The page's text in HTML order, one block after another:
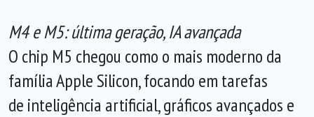
M4 e M5: última geração, IA avançada
O chip M5 chegou como o mais moderno da
família Apple Silicon, focando em tarefas
de inteligência artificial, gráficos avançados e